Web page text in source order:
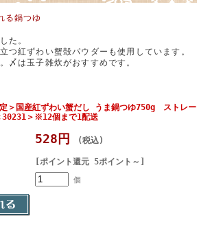
る鍋つゆ
た。
紅ずわい蟹殻パウダーも使用しています。
〆は玉子雑炊がおすすめです。
定＞国産紅ずわい蟹だし うま鍋つゆ750g ストレー
30231＞※12個まで1配送
528円 (税込)
[ポイント還元 5ポイント～]
個